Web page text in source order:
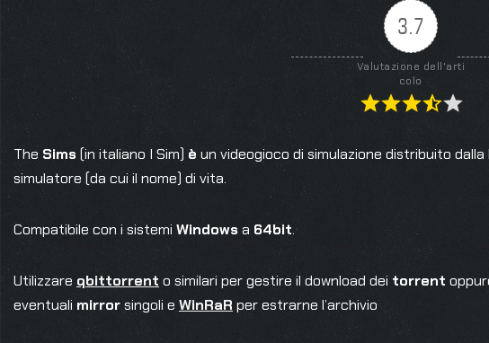
3.7
Valutazione dell'arti
colo
The Sims(in italiano I Sim) è un videogioco di simulazione distribuito
simulatore (da cui il nome) di vita.
Compatibile con i sistemi Windowsa 64bit.
Utilizzare qbittorrent o similari per gestire il download dei torrent
eventualimirrorsingoli e WinRaR per estrarne l’archivio